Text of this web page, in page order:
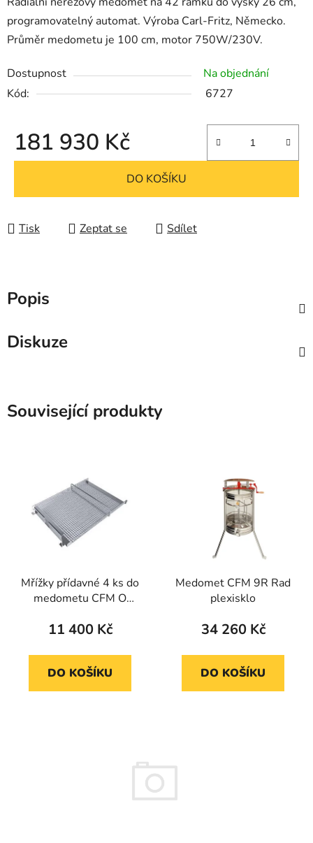
programovatelný automat. Výroba Carl-Fritz, Německo.
Průměr medometu je 100 cm, motor 750W/230V.
Dostupnost
Na objednání
Kód:
6727
181 930 Kč
Měrná cena:
DO KOŠÍKU
Tisk Zeptat se Sdílet
Popis
Diskuze
Související produkty
Mřížky přídavné 4 ks do
medometu CFM O
11 400 Kč
DO KOŠÍKU
Medomet CFM 9R Rad
plexisklo
34 260 Kč
DO KOŠÍKU